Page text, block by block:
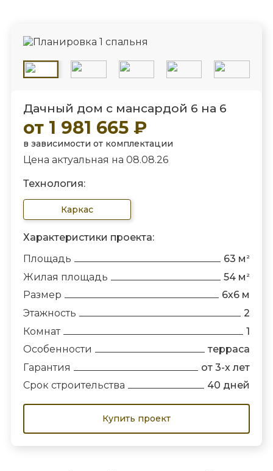
Дачный дом с мансардой 6 на 6
от 1 981 665 ₽
в зависимости от комплектации
Цена актуальная на 08.08.26
Технология:
Каркас
Характеристики проекта:
Площадь
63 м 2
Жилая площадь 54 м 2
Размер
6х6 м
Этажность
2
Комнат
1
Особенности
терраса
Гарантия
от 3-х лет
Срок строительства
40 дней
Купить проект